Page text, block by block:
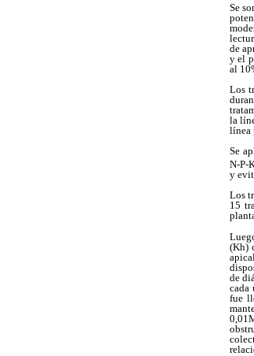
Se
de
y el
al
Los
la
línea
Se
N-P-
y
Los
15
(Kh)
de
cada
fue